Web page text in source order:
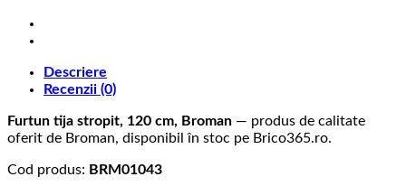
120
Cm
Descriere
Recenzii (0)
Furtun tija stropit, 120 cm, Broman — produs de calitate
oferit de Broman, disponibil în stoc pe Brico365.ro.
Cod produs: BRM01043